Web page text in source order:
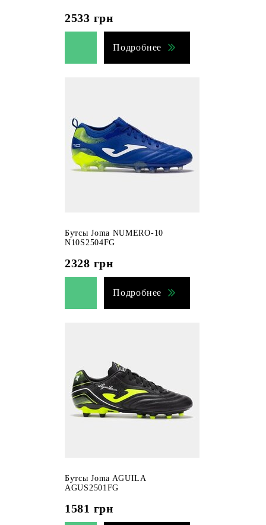
2533 грн
Подробнее
Бутсы Joma NUMERO-10
N10S2504FG
2328 грн
Подробнее
Бутсы Joma AGUILA
AGUS2501FG
1581 грн